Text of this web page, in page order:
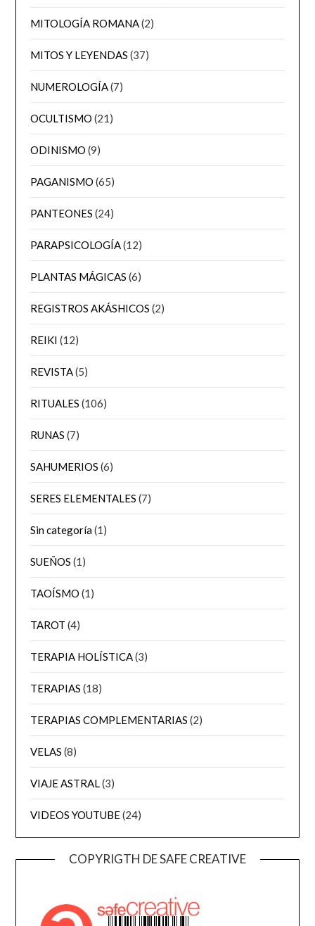
MITOLOGÍA ROMANA(2)
MITOS Y LEYENDAS (37)
NUMEROLOGÍA(7)
OCULTISMO (21)
ODINISMO (9)
PAGANISMO (65)
PANTEONES (24)
PARAPSICOLOGÍA(12)
PLANTAS MÁGICAS (6)
REGISTROS AKÁSHICOS (2)
REIKI (12)
REVISTA(5)
RITUALES (106)
RUNAS (7)
SAHUMERIOS (6)
SERES ELEMENTALES (7)
Sin categoría(1)
SUEÑOS (1)
TAOÍSMO (1)
TAROT (4)
TERAPIA HOLÍSTICA(3)
TERAPIAS (18)
TERAPIAS COMPLEMENTARIAS (2)
VELAS (8)
VIAJE ASTRAL(3)
VIDEOS YOUTUBE(24)
COPYRIGTH DE SAFE CREATIVE